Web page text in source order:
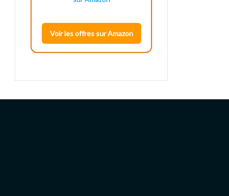
Voir les offres sur Amazon